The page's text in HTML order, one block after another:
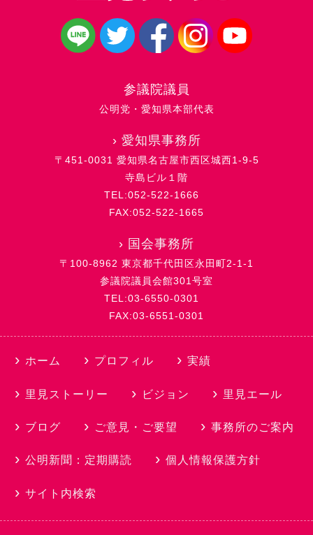
参議院議員
公明党・愛知県本部代表
› 愛知県事務所
〒451-0031 愛知県名古屋市西区城西1-9-5
寺島ビル１階
TEL:052-522-1666
FAX:052-522-1665
› 国会事務所
〒100-8962 東京都千代田区永田町2-1-1
参議院議員会館301号室
TEL:03-6550-0301
FAX:03-6551-0301
ホーム プロフィル 実績
里見ストーリー ビジョン 里見エール
ブログ ご意見・ご要望 事務所のご案内
公明新聞：定期購読 個人情報保護方針
サイト内検索